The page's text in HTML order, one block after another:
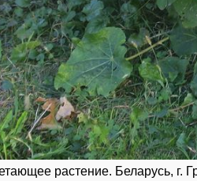
растение. Беларусь, г.